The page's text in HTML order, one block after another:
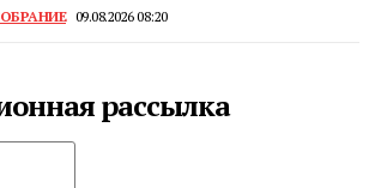
09.08.2026 08:20
рассылка